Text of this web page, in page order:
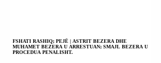
FSHATI RASHIQ; PEJË | ASTRIT BEZERA DHE
MUHAMET BEZERA U ARRESTUAN; SMAJL BEZERA U
PROCEDUA PENALISHT.